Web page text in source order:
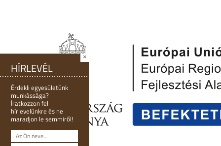
HÍRLEVÉL
Érdekli egyesületünk
munkássága?
Íratkozzon fel
hírlevelünkre és ne
maradjon le semmiről!
×